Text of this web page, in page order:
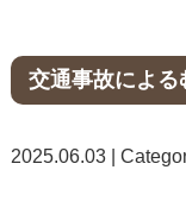
交通事故による
2025.06.03 |